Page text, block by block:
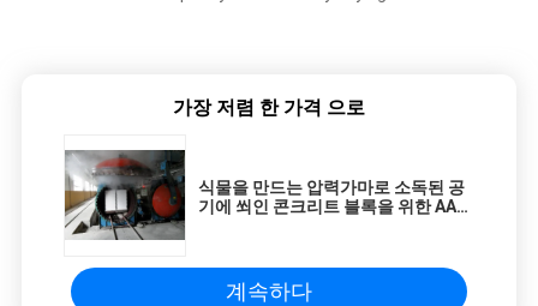
가장 저렴 한 가격 으로
식물을 만드는 압력가마로 소독된 공
기에 쐬인 콘크리트 블록을 위한 AAC
계속하다